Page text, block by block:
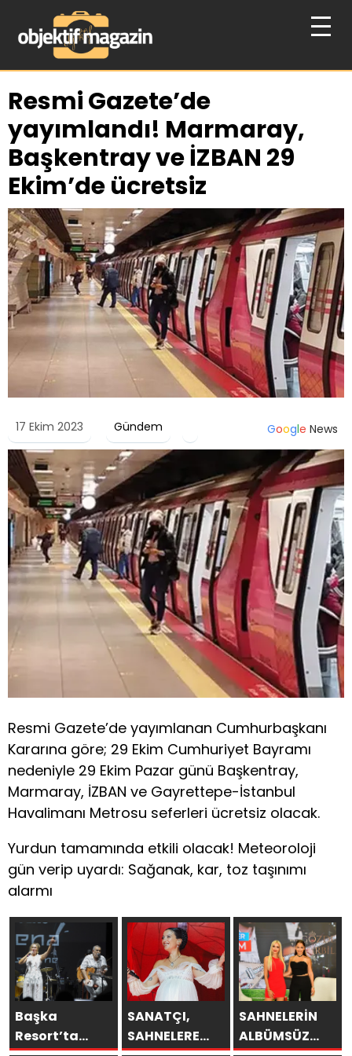
Resmi Gazete’de
yayımlandı! Marmaray,
Başkentray ve İZBAN 29
Ekim’de ücretsiz
17 Ekim 2023 Gündem Google News
Resmi Gazete’de yayımlanan Cumhurbaşkanı
Kararına göre; 29 Ekim Cumhuriyet Bayramı
nedeniyle 29 Ekim Pazar günü Başkentray,
Marmaray, İZBAN ve Gayrettepe-İstanbul
Havalimanı Metrosu seferleri ücretsiz olacak.
Yurdun tamamında etkili olacak! Meteoroloji
gün verip uyardı: Sağanak, kar, toz taşınımı
alarmı
Başka
Resort’ta
SANATÇI,
SAHNELERE
SAHNELERİN
ALBÜMSÜZ